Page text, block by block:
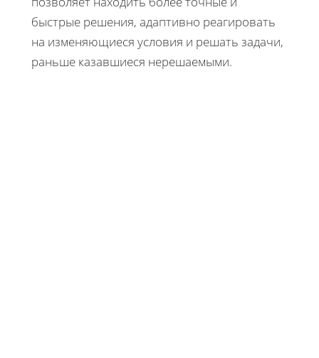
быстрые решения, адаптивно реагировать
на изменяющиеся условия и решать задачи,
раньше казавшиеся нерешаемыми.